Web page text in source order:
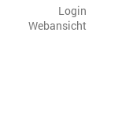
Login
Webansicht